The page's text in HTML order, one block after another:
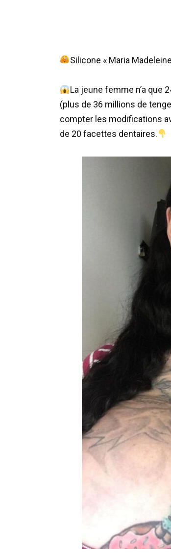
Silicone « Maria
La jeune femme n’a que
(plus de 36 millions de
compter les modifications
de 20 facettes dentaires.